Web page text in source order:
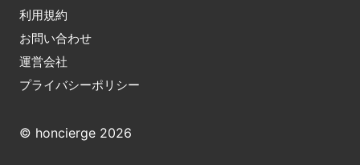
利用規約
お問い合わせ
運営会社
プライバシーポリシー
© honcierge 2026